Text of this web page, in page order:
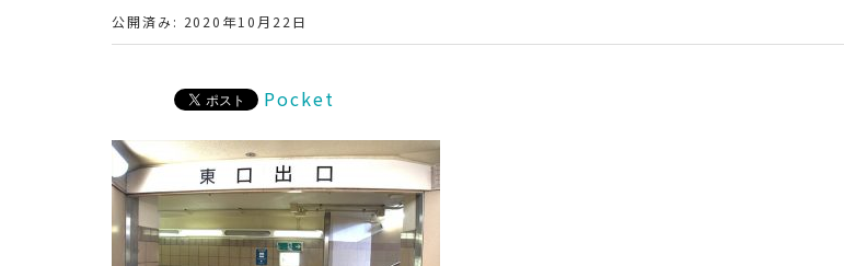
公開済み: 2020年10月22日
Pocket